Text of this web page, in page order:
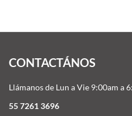
CONTACTÁNOS
Llámanos de Lun a Vie 9:00am a
55 7261 3696